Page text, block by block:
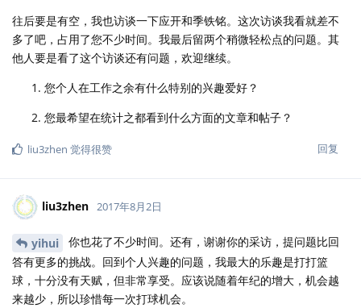
往后要是有空，我也访谈一下应开和季铁铭。这次访谈我看就差不
多了吧，占用了您不少时间。我最后留两个稍微轻松点的问题。其
他人要是看了这个访谈还有问题，欢迎继续。
您个人在工作之余有什么特别的兴趣爱好？
您最希望在统计之都看到什么方面的文章和帖子？
回复
liu3zhen 觉得很赞
liu3zhen 2017年8月2日
yihui
你也花了不少时间。还有，谢谢你的采访，提问题比回
答有更多的挑战。回到个人兴趣的问题，我最大的乐趣是打打篮
球，十分没有天赋，但非常享受。应该说随着年纪的增大，机会越
来越少，所以珍惜每一次打球机会。